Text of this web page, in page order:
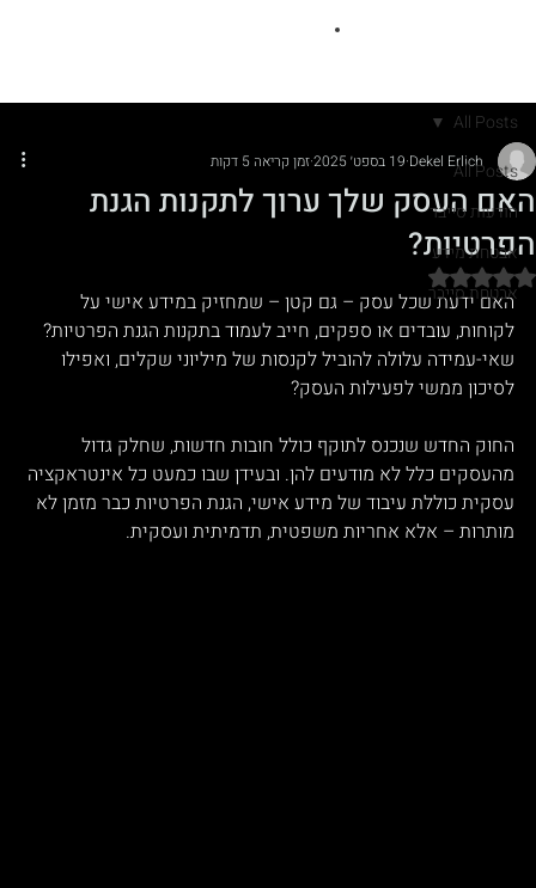
All Posts
הודעות סייבר
אבטחת מידע
אבטחת סייבר
All Posts
האם העסק שלך ערוך לתקנות הגנת
הפרטיות?
Dekel Erlich 19 בספט׳ 2025 זמן קריאה 5 דקות
דירוג של NaN מתוך 5 כוכבים
האם ידעת שכל עסק – גם קטן – שמחזיק במידע אישי על
לקוחות, עובדים או ספקים, חייב לעמוד בתקנות הגנת הפרטיות?
שאי-עמידה עלולה להוביל לקנסות של מיליוני שקלים, ואפילו
לסיכון ממשי לפעילות העסק?
החוק החדש שנכנס לתוקף כולל חובות חדשות, שחלק גדול
מהעסקים כלל לא מודעים להן. ובעידן שבו כמעט כל אינטראקציה
עסקית כוללת עיבוד של מידע אישי, הגנת הפרטיות כבר מזמן לא
מותרות – אלא אחריות משפטית, תדמיתית ועסקית.